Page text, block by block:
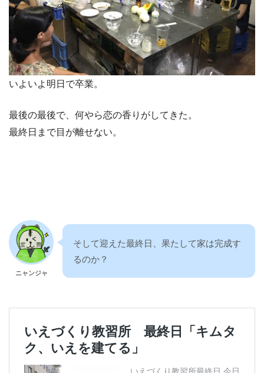
いよいよ明日で卒業。
最後の最後で、何やら恋の香りがしてきた。
最終日まで目が離せない。
ニャンジャ
そして迎えた最終日、果たして家は完成す
るのか？